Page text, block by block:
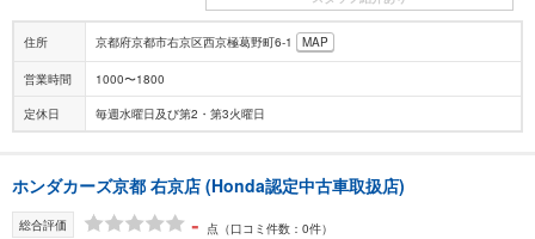
住所 京都府京都市右京区西京極葛野町6-1 MAP
営業時間 1000〜1800
定休日 毎週水曜日及び第2・第3火曜日
ホンダカーズ京都 右京店 (Honda認定中古車取扱店)
総合評価 - 点 （口コミ件数：0件）